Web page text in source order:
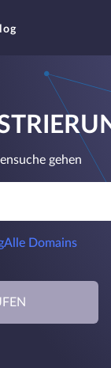
gehen
Alle Domains